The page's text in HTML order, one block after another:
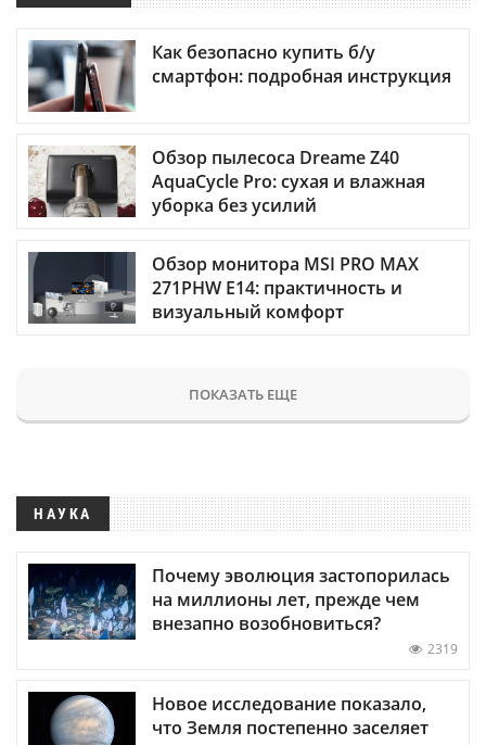
Как безопасно купить б/у
смартфон: подробная инструкция
Обзор пылесоса Dreame Z40
AquaCycle Pro: сухая и влажная
уборка без усилий
Обзор монитора MSI PRO MAX
271PHW E14: практичность и
визуальный комфорт
ПОКАЗАТЬ ЕЩЕ
НАУКА
Почему эволюция застопорилась
на миллионы лет, прежде чем
внезапно возобновиться?
2319
Новое исследование показало,
что Земля постепенно заселяет